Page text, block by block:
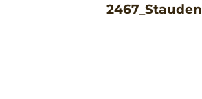
2467_Stauden